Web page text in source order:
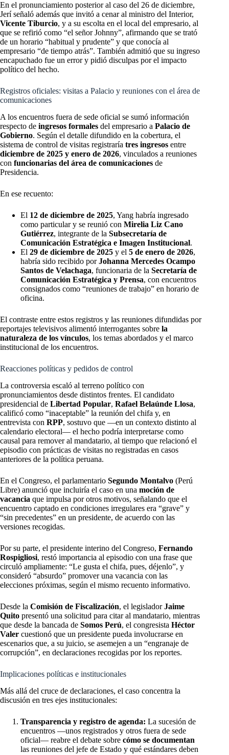
En el pronunciamiento posterior al caso del 26 de diciembre,
Jerí señaló además que invitó a cenar al ministro del Interior,
Vicente Tiburcio, y a su escolta en el local del empresario, al
que se refirió como “el señor Johnny”, afirmando que se trató
de un horario “habitual y prudente” y que conocía al
empresario “de tiempo atrás”. También admitió que su ingreso
encapuchado fue un error y pidió disculpas por el impacto
político del hecho.
Registros oficiales: visitas a Palacio y reuniones con el área de
comunicaciones
A los encuentros fuera de sede oficial se sumó información
respecto de ingresos formales del empresario a Palacio de
Gobierno. Según el detalle difundido en la cobertura, el
sistema de control de visitas registraría tres ingresos entre
diciembre de 2025 y enero de 2026, vinculados a reuniones
con funcionarias del área de comunicaciones de
Presidencia.
En ese recuento:
El 12 de diciembre de 2025, Yang habría ingresado
como particular y se reunió con Mirelia Liz Cano
Gutiérrez, integrante de la Subsecretaría de
Comunicación Estratégica e Imagen Institucional.
El 29 de diciembre de 2025 y el 5 de enero de 2026,
habría sido recibido porJohanna Mercedes Ocampo
Santos de Velachaga, funcionaria de la Secretaría de
Comunicación Estratégica y Prensa, con encuentros
consignados como “reuniones de trabajo” en horario de
oficina.
El contraste entre estos registros y las reuniones difundidas por
reportajes televisivos alimentó interrogantes sobre la
naturaleza de los vínculos, los temas abordados y el marco
institucional de los encuentros.
Reacciones políticas y pedidos de control
La controversia escaló al terreno político con
pronunciamientos desde distintos frentes. El candidato
presidencial de Libertad Popular, Rafael Belaúnde Llosa,
calificó como “inaceptable” la reunión del chifa y, en
entrevista con RPP, sostuvo que —en un contexto distinto al
calendario electoral— el hecho podría interpretarse como
causal para remover al mandatario, al tiempo que relacionó el
episodio con prácticas de visitas no registradas en casos
anteriores de la política peruana.
En el Congreso, el parlamentario Segundo Montalvo (Perú
Libre) anunció que incluiría el caso en una moción de
vacancia que impulsa por otros motivos, señalando que el
encuentro captado en condiciones irregulares era “grave” y
“sin precedentes” en un presidente, de acuerdo con las
versiones recogidas.
Por su parte, el presidente interino del Congreso, Fernando
Rospigliosi, restó importancia al episodio con una frase que
circuló ampliamente: “Le gusta el chifa, pues, déjenlo”, y
consideró “absurdo” promover una vacancia con las
elecciones próximas, según el mismo recuento informativo.
Desde la Comisión de Fiscalización, el legisladorJaime
Quito presentó una solicitud para citar al mandatario, mientras
que desde la bancada de Somos Perú, el congresista Héctor
Valer cuestionó que un presidente pueda involucrarse en
escenarios que, a su juicio, se asemejen a un “engranaje de
corrupción”, en declaraciones recogidas por los reportes.
Implicaciones políticas e institucionales
Más allá del cruce de declaraciones, el caso concentra la
discusión en tres ejes institucionales:
Transparencia y registro de agenda: La sucesión de
encuentros —unos registrados y otros fuera de sede
oficial— reabre el debate sobre cómo se documentan
las reuniones del jefe de Estado y qué estándares deben